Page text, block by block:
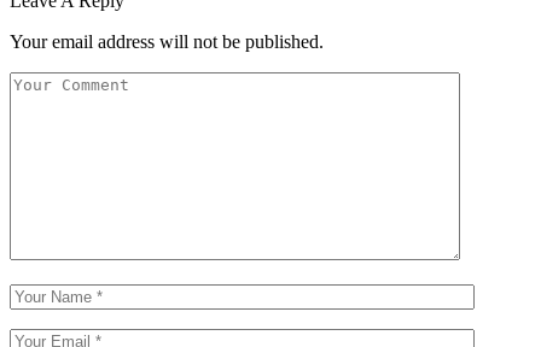
Your email address will not be published.